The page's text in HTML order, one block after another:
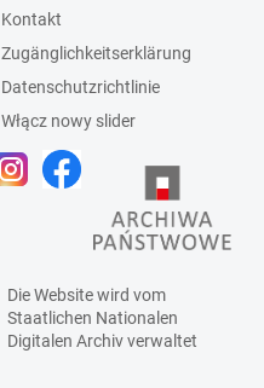
Kontakt
Zugänglichkeitserklärung
Datenschutzrichtlinie
Włącz nowy slider
Die Website wird vom
Staatlichen Nationalen
Digitalen Archivverwaltet